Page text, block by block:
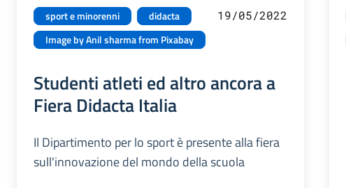
sport e minorenni
didacta
Image by Anil sharma from Pixabay
19/05/2022
Studenti atleti ed altro ancora a
Fiera Didacta Italia
Il Dipartimento per lo sport è presente alla fiera
sull'innovazione del mondo della scuola